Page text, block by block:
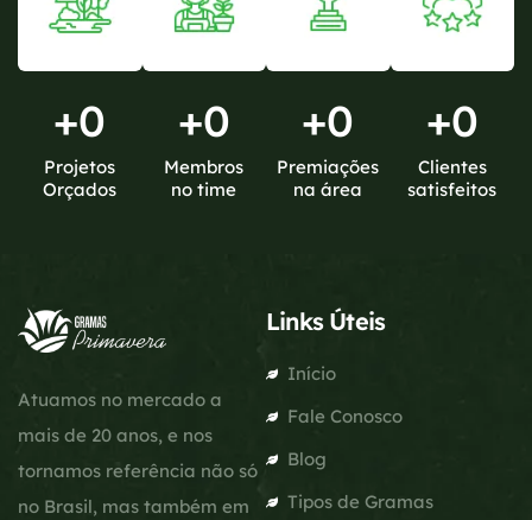
+0
Projetos
Orçados
+0
Membros
no time
+0
Premiações
na área
+0
Clientes
satisfeitos
Atuamos no mercado a
mais de 20 anos, e nos
tornamos referência não só
no Brasil, mas também em
Links Úteis
Início
Fale Conosco
Blog
Tipos de Gramas